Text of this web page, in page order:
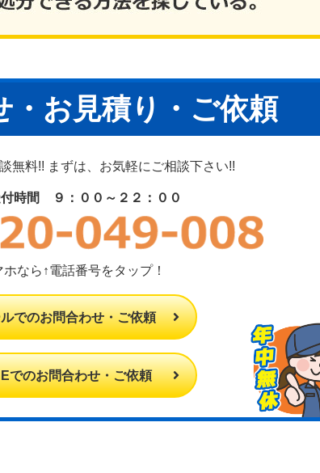
・お見積り・ご依頼
無料!! まずは、お気軽にご相談下さい!!
時間 ９：００～２２：００
ホなら↑電話番号をタップ！
でのお問合わせ・ご依頼
でのお問合わせ・ご依頼